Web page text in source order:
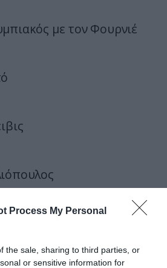
Process My Personal
the sale, sharing to third parties, or
or sensitive information for
με τον Φουρνιέ